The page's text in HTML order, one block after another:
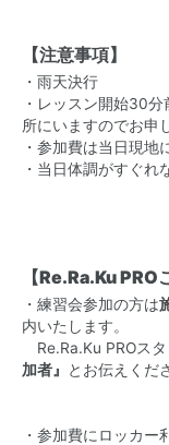
【注意事項】
・雨天決行
・レッスン開始30
所にいますのでお申
・参加費は当日現地
・当日体調がすぐれ
【Re.Ra.Ku PRO
・練習会参加の方は
内いたします。
Re.Ra.Ku PROス
加者』
とお伝えくだ
・参加費にロッカ